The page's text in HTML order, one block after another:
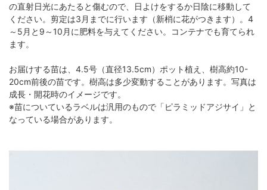
の直射日光にあたると傷むので、日よけをするか日陰に移動して
ください。剪定は3月までに行います（新梢に花がつきます）。4
～5月と9～10月に肥料を与えてください。コンテナでも育てられ
ます。
お届けする苗は、4.5号（直径13.5cm）ポット植え、樹高約10-
20cm前後の苗です。樹高は多少変動することがあります。写真は
成長・開花時のイメージです。
※苗についているラベルは汎用のもので「ピラミッドアジサイ」と
なっている場合があります。